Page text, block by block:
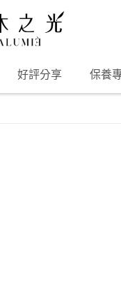
好評分享 保養